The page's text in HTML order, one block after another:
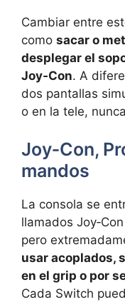
Cambiar entre
como sacar o
desplegar el
Joy‑Con. A
dos pantallas
o en la tele,
Joy‑Con,
mandos
La consola se
llamados
pero
usar acoplados,
en el grip o por
Cada Switch